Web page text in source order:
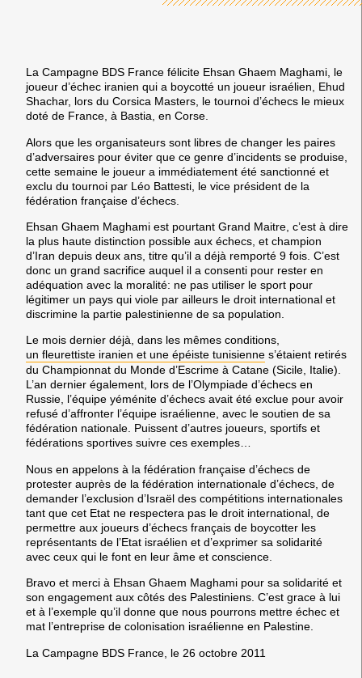
La Campagne BDS France félicite Ehsan Ghaem Maghami , le
joueur d’échec iranien qui a boycotté un joueur israélien, Ehud
Shachar, lors du Corsica Masters, le tournoi d’échecs le mieux
doté de France, à Bastia, en Corse.
Alors que les organisateurs sont libres de changer les paires
d’adversaires pour éviter que ce genre d’incidents se produise,
cette semaine le joueur a immédiatement été sanctionné et
exclu du tournoi par Léo Battesti, le vice président de la
fédération française d’échecs.
Ehsan Ghaem Maghami est pourtant Grand Maitre, c’est à dire
la plus haute distinction possible aux échecs, et champion
d’Iran depuis deux ans, titre qu’il a déjà remporté 9 fois. C’est
donc un grand sacrifice auquel il a consenti pour rester en
adéquation avec la moralité: ne pas utiliser le sport pour
légitimer un pays qui viole par ailleurs le droit international et
discrimine la partie palestinienne de sa population.
Le mois dernier déjà, dans les mêmes conditions,
un fleurettiste iranien et une épéiste tunisienne s’étaient retirés
du Championnat du Monde d’Escrime à Catane (Sicile, Italie).
L’an dernier également, lors de l’Olympiade d’échecs en
Russie, l’équipe yéménite d’échecs avait été exclue pour avoir
refusé d’affronter l’équipe israélienne, avec le soutien de sa
fédération nationale. Puissent d’autres joueurs, sportifs et
fédérations sportives suivre ces exemples…
Nous en appelons à la fédération française d’échecs de
protester auprès de la fédération internationale d’échecs, de
demander l’exclusion d’Israël des compétitions internationales
tant que cet Etat ne respectera pas le droit international, de
permettre aux joueurs d’échecs français de boycotter les
représentants de l’Etat israélien et d’exprimer sa solidarité
avec ceux qui le font en leur âme et conscience.
Bravo et merci à Ehsan Ghaem Maghami pour sa solidarité et
son engagement aux côtés des Palestiniens. C’est grace à lui
et à l’exemple qu’il donne que nous pourrons mettre échec et
mat l’entreprise de colonisation israélienne en Palestine.
La Campagne BDS France, le 26 octobre 2011